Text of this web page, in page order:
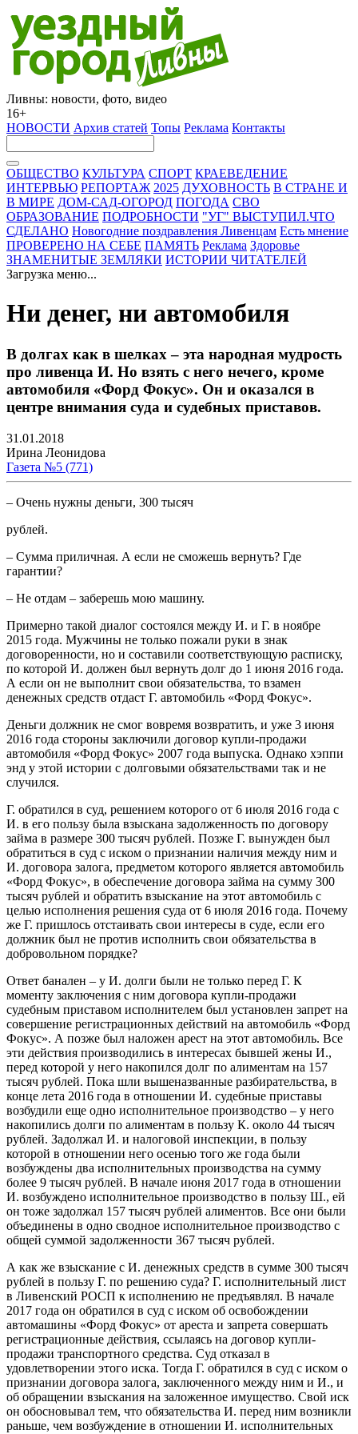
Ливны: новости, фото, видео
16+
НОВОСТИ Архив статей Топы Реклама Контакты
ОБЩЕСТВО КУЛЬТУРА СПОРТ КРАЕВЕДЕНИЕ
ИНТЕРВЬЮ РЕПОРТАЖ 2025 ДУХОВНОСТЬ В СТРАНЕ И
В МИРЕ ДОМ-САД-ОГОРОД ПОГОДА СВО
ОБРАЗОВАНИЕ ПОДРОБНОСТИ "УГ" ВЫСТУПИЛ.ЧТО
СДЕЛАНО Новогодние поздравления Ливенцам Есть мнение
ПРОВЕРЕНО НА СЕБЕ ПАМЯТЬ Реклама Здоровье
ЗНАМЕНИТЫЕ ЗЕМЛЯКИ ИСТОРИИ ЧИТАТЕЛЕЙ
Загрузка меню...
Ни денег, ни автомобиля
В долгах как в шелках – эта народная мудрость
про ливенца И. Но взять с него нечего, кроме
автомобиля «Форд Фокус». Он и оказался в
центре внимания суда и судебных приставов.
31.01.2018
Ирина Леонидова
Газета №5 (771)
– Очень нужны деньги, 300 тысяч
рублей.
– Сумма приличная. А если не сможешь вернуть? Где
гарантии?
– Не отдам – заберешь мою машину.
Примерно такой диалог состоялся между И. и Г. в ноябре
2015 года. Мужчины не только пожали руки в знак
договоренности, но и составили соответствующую расписку,
по которой И. должен был вернуть долг до 1 июня 2016 года.
А если он не выполнит свои обязательства, то взамен
денежных средств отдаст Г. автомобиль «Форд Фокус».
Деньги должник не смог вовремя возвратить, и уже 3 июня
2016 года стороны заключили договор купли-продажи
автомобиля «Форд Фокус» 2007 года выпуска. Однако хэппи
энд у этой истории с долговыми обязательствами так и не
случился.
Г. обратился в суд, решением которого от 6 июля 2016 года с
И. в его пользу была взыскана задолженность по договору
займа в размере 300 тысяч рублей. Позже Г. вынужден был
обратиться в суд с иском о признании наличия между ним и
И. договора залога, предметом которого является автомобиль
«Форд Фокус», в обеспечение договора займа на сумму 300
тысяч рублей и обратить взыскание на этот автомобиль с
целью исполнения решения суда от 6 июля 2016 года. Почему
же Г. пришлось отстаивать свои интересы в суде, если его
должник был не против исполнить свои обязательства в
добровольном порядке?
Ответ банален – у И. долги были не только перед Г. К
моменту заключения с ним договора купли-продажи
судебным приставом исполнителем был установлен запрет на
совершение регистрационных действий на автомобиль «Форд
Фокус». А позже был наложен арест на этот автомобиль. Все
эти действия производились в интересах бывшей жены И.,
перед которой у него накопился долг по алиментам на 157
тысяч рублей. Пока шли вышеназванные разбирательства, в
конце лета 2016 года в отношении И. судебные приставы
возбудили еще одно исполнительное производство – у него
накопились долги по алиментам в пользу К. около 44 тысяч
рублей. Задолжал И. и налоговой инспекции, в пользу
которой в отношении него осенью того же года были
возбуждены два исполнительных производства на сумму
более 9 тысяч рублей. В начале июня 2017 года в отношении
И. возбуждено исполнительное производство в пользу Ш., ей
он тоже задолжал 157 тысяч рублей алиментов. Все они были
объединены в одно сводное исполнительное производство с
общей суммой задолженности 367 тысяч рублей.
А как же взыскание с И. денежных средств в сумме 300 тысяч
рублей в пользу Г. по решению суда? Г. исполнительный лист
в Ливенский РОСП к исполнению не предъявлял. В начале
2017 года он обратился в суд с иском об освобождении
автомашины «Форд Фокус» от ареста и запрета совершать
регистрационные действия, ссылаясь на договор купли-
продажи транспортного средства. Суд отказал в
удовлетворении этого иска. Тогда Г. обратился в суд с иском о
признании договора залога, заключенного между ним и И., и
об обращении взыскания на заложенное имущество. Свой иск
он обосновывал тем, что обязательства И. перед ним возникли
раньше, чем возбуждение в отношении И. исполнительных